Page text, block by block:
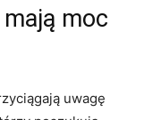
moc
uwagę